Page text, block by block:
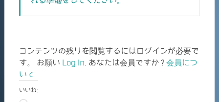
コンテンツの残りを閲覧するにはログインが必要で
す。 お願い Log In . あなたは会員ですか ? 会員につ
いて
いいね: